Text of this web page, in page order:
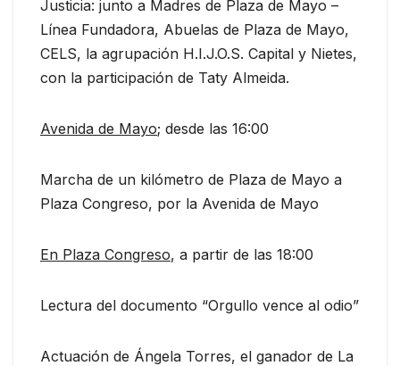
Justicia: junto a Madres de Plaza de Mayo –
Línea Fundadora, Abuelas de Plaza de Mayo,
CELS, la agrupación H.I.J.O.S. Capital y Nietes,
con la participación de Taty Almeida.
Avenida de Mayo; desde las 16:00
Marcha de un kilómetro de Plaza de Mayo a
Plaza Congreso, por la Avenida de Mayo
En Plaza Congreso, a partir de las 18:00
Lectura del documento “Orgullo vence al odio”
Actuación de Ángela Torres, el ganador de La